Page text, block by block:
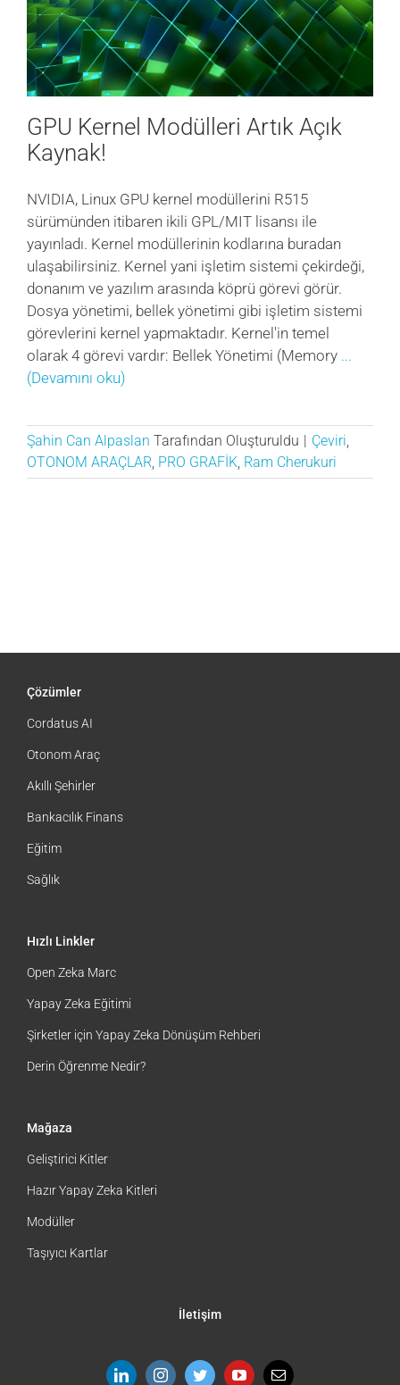
GPU Kernel Modülleri Artık Açık
Kaynak!
NVIDIA, Linux GPU kernel modüllerini R515
sürümünden itibaren ikili GPL/MIT lisansı ile
yayınladı. Kernel modüllerinin kodlarına buradan
ulaşabilirsiniz. Kernel yani işletim sistemi çekirdeği,
donanım ve yazılım arasında köprü görevi görür.
Dosya yönetimi, bellek yönetimi gibi işletim sistemi
görevlerini kernel yapmaktadır. Kernel'in temel
olarak 4 görevi vardır: Bellek Yönetimi (Memory ...
(Devamını oku)
Şahin Can Alpaslan Tarafından Oluşturuldu Çeviri,
OTONOM ARAÇLAR, PRO GRAFİK, Ram Cherukuri
Çözümler
Cordatus AI
Otonom Araç
Akıllı Şehirler
Bankacılık Finans
Eğitim
Sağlık
Hızlı Linkler
Open Zeka Marc
Yapay Zeka Eğitimi
Şirketler için Yapay Zeka Dönüşüm Rehberi
Derin Öğrenme Nedir?
Mağaza
Geliştirici Kitler
Hazır Yapay Zeka Kitleri
Modüller
Taşıyıcı Kartlar
İletişim